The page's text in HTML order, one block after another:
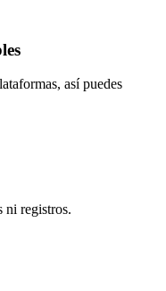
así puedes
ni registros.